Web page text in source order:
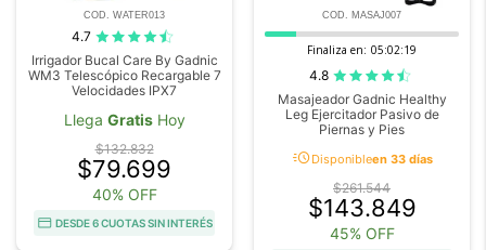
COD. WATER013
4.7
Irrigador Bucal Care By Gadnic
WM3 Telescópico Recargable 7
Velocidades IPX7
Llega GratisHoy
$132.832
$79.699
40% OFF
DESDE 6 CUOTAS SIN INTERÉS
COD. MASAJ007
Finaliza en: 05:02:18
4.8
Masajeador Gadnic Healthy
Leg Ejercitador Pasivo de
Piernas y Pies
acuteDisponibleen 33 días
$261.544
$143.849
45% OFF